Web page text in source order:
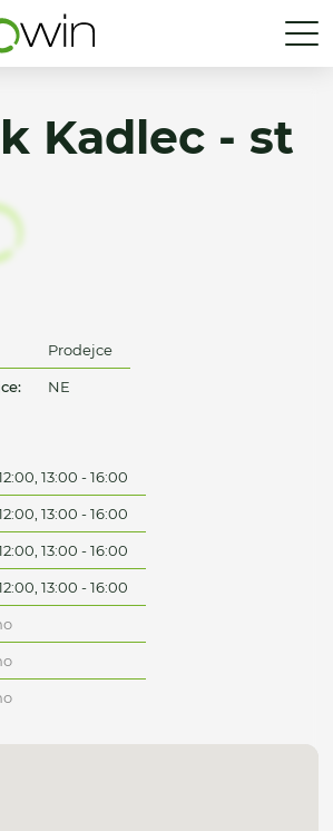
Kadlec - st
Prodejce
NE
13:00 - 16:00
13:00 - 16:00
13:00 - 16:00
13:00 - 16:00